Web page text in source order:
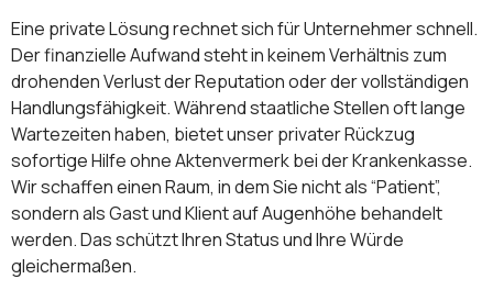
Eine private Lösung rechnet sich für Unternehmer schnell.
Der finanzielle Aufwand steht in keinem Verhältnis zum
drohenden Verlust der Reputation oder der vollständigen
Handlungsfähigkeit. Während staatliche Stellen oft lange
Wartezeiten haben, bietet unser privater Rückzug
sofortige Hilfe ohne Aktenvermerk bei der Krankenkasse.
Wir schaffen einen Raum, in dem Sie nicht als “Patient”,
sondern als Gast und Klient auf Augenhöhe behandelt
werden. Das schützt Ihren Status und Ihre Würde
gleichermaßen.